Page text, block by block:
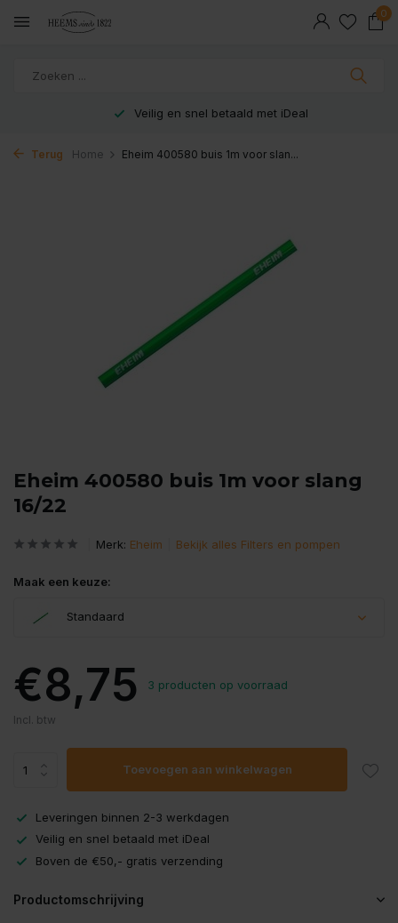
0
Veilig en snel betaald met iDeal
Terug Home Eheim 400580 buis 1m voor slan...
Eheim 400580 buis 1m voor slang
16/22
Merk: Eheim Bekijk alles Filters en pompen
Maak een keuze:
Standaard
€8,75 3 producten op voorraad
Incl. btw
Toevoegen aan winkelwagen
Leveringen binnen 2-3 werkdagen
Veilig en snel betaald met iDeal
Boven de €50,- gratis verzending
Productomschrijving